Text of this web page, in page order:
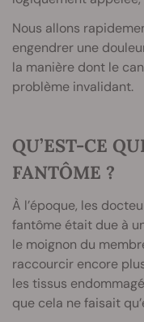
Nous allons
engendrer une
la manière dont le
problème invalidant.
QU’EST-CE
FANTÔME ?
À l’époque, les
fantôme était due à
le moignon du
raccourcir encore
les tissus
que cela ne faisait